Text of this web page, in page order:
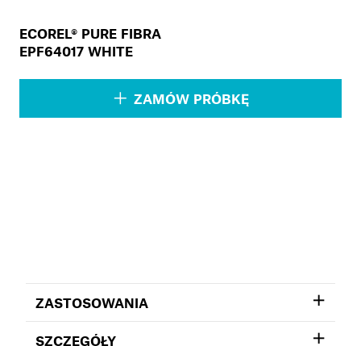
ECOREL® PURE FIBRA
EPF64017 WHITE
ZAMÓW PRÓBKĘ
ZASTOSOWANIA
SZCZEGÓŁY